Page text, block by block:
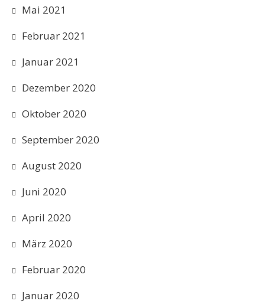
Mai 2021
Februar 2021
Januar 2021
Dezember 2020
Oktober 2020
September 2020
August 2020
Juni 2020
April 2020
März 2020
Februar 2020
Januar 2020